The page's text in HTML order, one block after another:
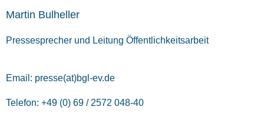
Martin Bulheller
Pressesprecher und Leitung Öffentlichkeitsarbeit
Email: presse(at)bgl-ev.de
Telefon: +49 (0) 69 / 2572 048-40